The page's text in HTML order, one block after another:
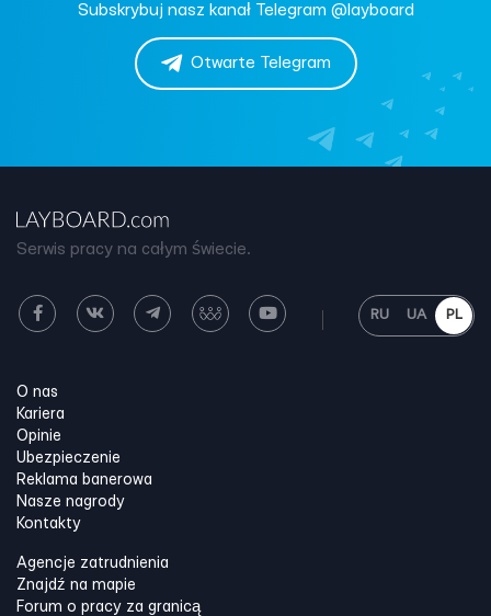
Subskrybuj nasz kanał Telegram @layboard
Otwarte Telegram
Serwis pracy na całym świecie.
RU UA PL
O nas
Kariera
Opinie
Ubezpieczenie
Reklama banerowa
Nasze nagrody
Kontakty
Agencje zatrudnienia
Znajdź na mapie
Forum o pracy za granicą